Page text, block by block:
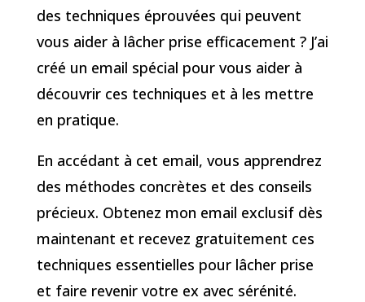
des techniques éprouvées qui peuvent
vous aider à lâcher prise efficacement ? J’ai
créé un email spécial pour vous aider à
découvrir ces techniques et à les mettre
en pratique.
En accédant à cet email, vous apprendrez
des méthodes concrètes et des conseils
précieux. Obtenez mon email exclusif dès
maintenant et recevez gratuitement ces
techniques essentielles pour lâcher prise
et faire revenir votre ex avec sérénité.